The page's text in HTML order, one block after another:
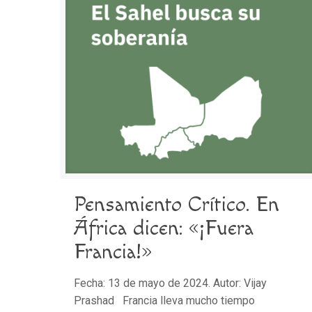
Pensamiento Crítico. En
África dicen: «¡Fuera
Francia!»
Fecha: 13 de mayo de 2024. Autor: Vijay
Prashad Francia lleva mucho tiempo